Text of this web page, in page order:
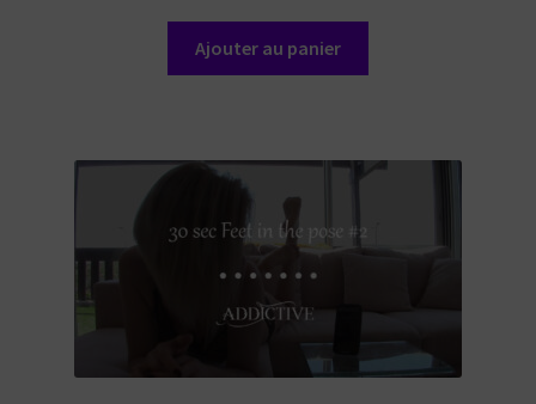
Ajouter au panier